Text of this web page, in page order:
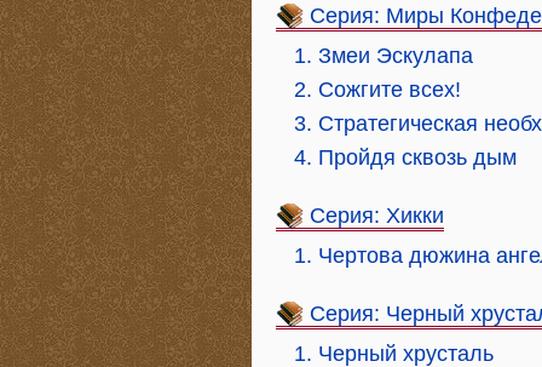
Серия: Миры
1. Змеи Эскулапа
2. Сожгите всех!
3. Стратегическая
4. Пройдя сквозь дым
Серия: Хикки
1. Чертова дюжина
Серия: Черный
1. Черный хрусталь